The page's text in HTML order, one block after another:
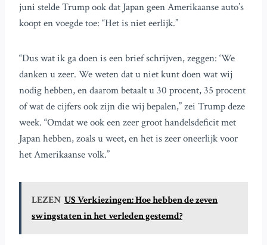
juni stelde Trump ook dat Japan geen Amerikaanse auto’s
koopt en voegde toe: “Het is niet eerlijk.”
“Dus wat ik ga doen is een brief schrijven, zeggen: ‘We
danken u zeer. We weten dat u niet kunt doen wat wij
nodig hebben, en daarom betaalt u 30 procent, 35 procent
of wat de cijfers ook zijn die wij bepalen,” zei Trump deze
week. “Omdat we ook een zeer groot handelsdeficit met
Japan hebben, zoals u weet, en het is zeer oneerlijk voor
het Amerikaanse volk.”
LEZEN US Verkiezingen: Hoe hebben de zeven
swingstaten in het verleden gestemd?